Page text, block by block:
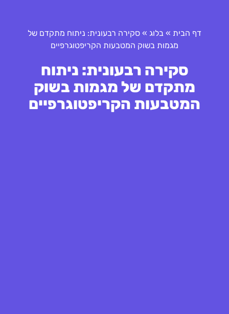
דף הבית » בלוג » סקירה רבעונית: ניתוח מתקדם של
מגמות בשוק המטבעות הקריפטוגרפיים
סקירה רבעונית: ניתוח
מתקדם של מגמות בשוק
המטבעות הקריפטוגרפיים